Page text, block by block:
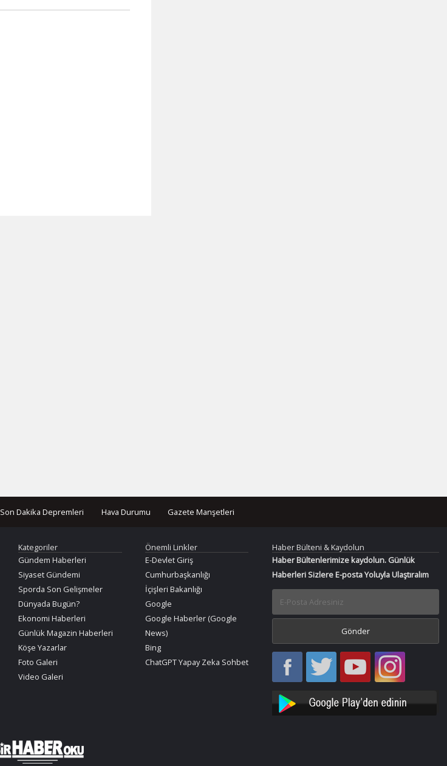
Son Dakika Depremleri Hava Durumu Gazete Manşetleri
Kategoriler
Gündem Haberleri
Siyaset Gündemi
Sporda Son Gelişmeler
Dünyada Bugün?
Ekonomi Haberleri
Günlük Magazin Haberleri
Köşe Yazarlar
Foto Galeri
Video Galeri
Önemli Linkler
E-Devlet Giriş
Cumhurbaşkanlığı
İçişleri Bakanlığı
Google
Google Haberler (Google
News)
Bing
ChatGPT Yapay Zeka Sohbet
Haber Bülteni & Kaydolun
Haber Bültenlerimize kaydolun. Günlük
Haberleri Sizlere E-posta Yoluyla Ulaştıralım
Haber
Oku
Haber
Oku
Bir
Haber
YouTube
Bir
Haber
Instagram